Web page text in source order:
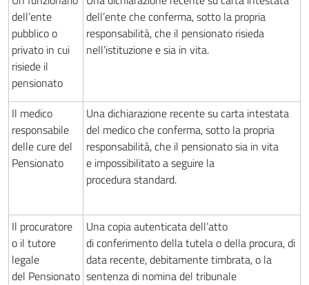
dell’ente
pubblico o
privato in cui
risiede il
pensionato
dell’ente che conferma, sotto la propria
responsabilità, che il pensionato risieda
nell’istituzione e sia in vita.
Il medico
responsabile
delle cure del
Pensionato
Una dichiarazione recente su carta intestata
del medico che conferma, sotto la propria
responsabilità, che il pensionato sia in vita
e impossibilitato a seguire la
procedura standard.
Il procuratore
o il tutore
legale
del Pensionato
Una copia autenticata dell’atto
di conferimento della tutela o della procura, di
data recente, debitamente timbrata, o la
sentenza di nomina del tribunale